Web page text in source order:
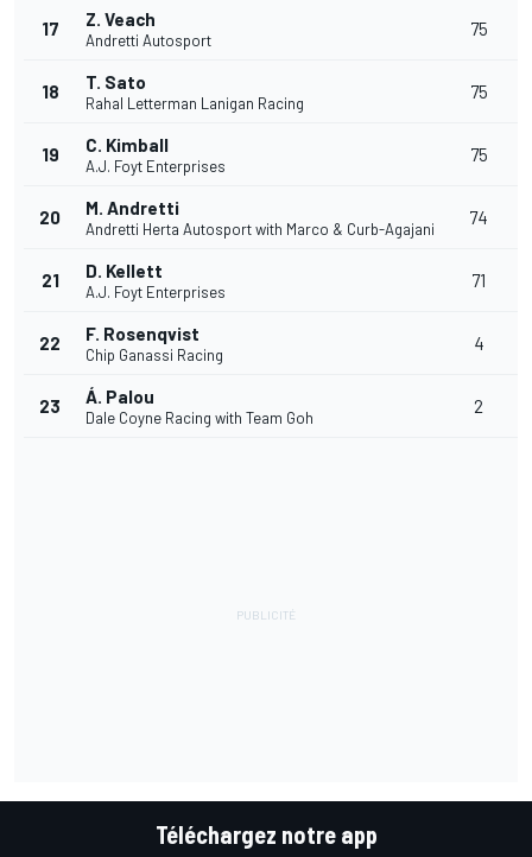
17 Z. Veach
Andretti Autosport
75
18 T. Sato
Rahal Letterman Lanigan Racing
75
19 C. Kimball
A.J. Foyt Enterprises
75
20 M. Andretti
Andretti Herta Autosport with Marco & Curb-Agajani
74
21 D. Kellett
A.J. Foyt Enterprises
71
22 F. Rosenqvist
Chip Ganassi Racing
4
23 Á. Palou
Dale Coyne Racing with Team Goh
2
Téléchargez notre app